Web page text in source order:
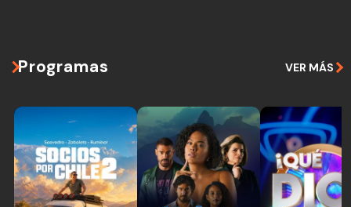
Programas VER MÁS